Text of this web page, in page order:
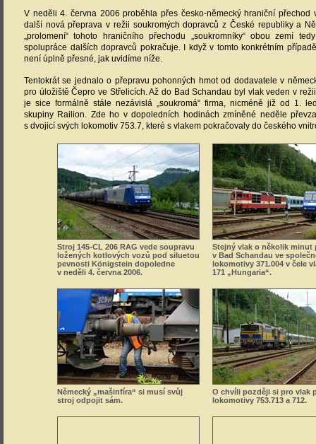
V neděli 4. června 2006 proběhla přes česko-německý hraniční přechod
další nová přeprava v režii soukromých dopravců z České republiky a
„prolomení“ tohoto hraničního přechodu „soukromníky“ obou zemí
spolupráce dalších dopravců pokračuje. I když v tomto konkrétním
není úplně přesné, jak uvidíme níže.
Tentokrát se jednalo o přepravu pohonných hmot od dodavatele v
pro úložiště Čepro ve Střelicích. Až do Bad Schandau byl vlak veden v
je sice formálně stále nezávislá „soukromá“ firma, nicméně již od 1.
skupiny Railion. Zde ho v dopoledních hodinách zmíněné neděle
s dvojicí svých lokomotiv 753.7, které s vlakem pokračovaly do českého
Stroj 145-CL 206 RAG vede soupravu
ložených kotlových vozů pod siluetou
pevnosti Königstein dopoledne
v neděli 4. června 2006.
Stejný vlak o několik minut
v Bad Schandau ve
lokomotivy 371.004 v čele
171 „Hungaria“.
Německý „mašinfíra“ si musí svůj
stroj odpojit sám.
O chvíli později si pro vlak
lokomotivy 753.713 a 712.